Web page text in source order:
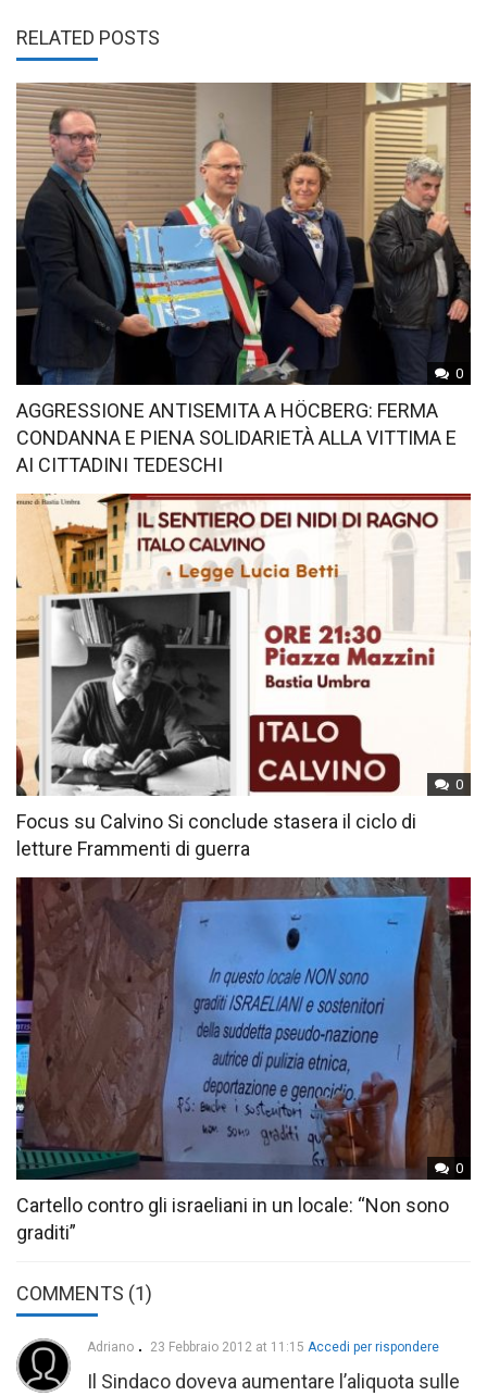
RELATED POSTS
0
AGGRESSIONE ANTISEMITA A HÖCBERG: FERMA
CONDANNA E PIENA SOLIDARIETÀ ALLA VITTIMA E
AI CITTADINI TEDESCHI
0
Focus su Calvino Si conclude stasera il ciclo di
letture Frammenti di guerra
0
Cartello contro gli israeliani in un locale: “Non sono
graditi”
COMMENTS (1)
Adriano 23 Febbraio 2012 at 11:15 Accedi per rispondere
Il Sindaco doveva aumentare l’aliquota sulle